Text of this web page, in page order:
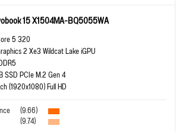
15 X1504MA-BQ5055WA
5 320
2 Xe3 Wildcat Lake iGPU
SSD PCIe M.2 Gen 4
(1920x1080) Full HD
(9.66)
(9.74)